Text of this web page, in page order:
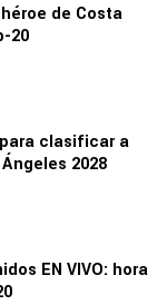
de Costa
20
clasificar a
2028
EN VIVO: hora